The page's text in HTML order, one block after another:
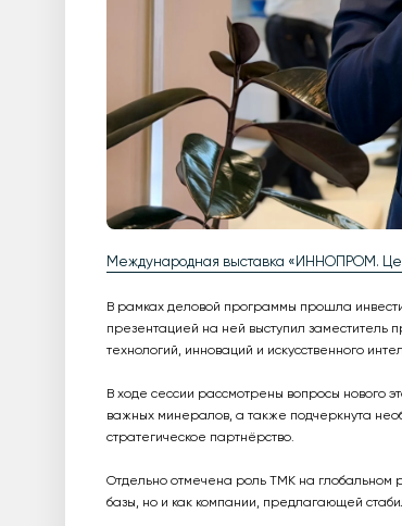
Международная выставка «ИННОПРОМ.
В рамках деловой программы прошла
презентацией на ней выступил заместитель
технологий, инноваций и искусственного
В ходе сессии рассмотрены вопросы нового
важных минералов, а также подчеркнута
стратегическое партнёрство.
Отдельно отмечена роль ТМК на глобальном
базы, но и как компании, предлагающей